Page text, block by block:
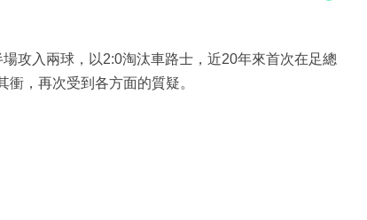
攻入兩球，以2:0淘汰車路士，近20年來首次在足總
，再次受到各方面的質疑。